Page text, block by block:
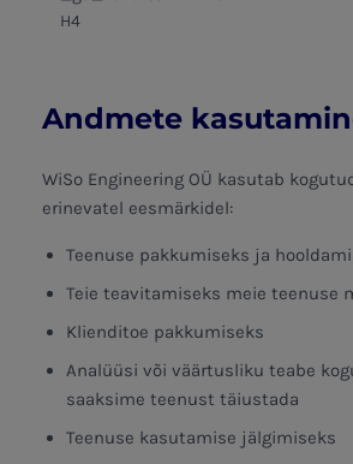
H4
Andmete
WiSo Engineering OÜ kasutab
erinevatel eesmärkidel:
Teenuse pakkumiseks ja
Teie teavitamiseks meie teenuse
Klienditoe pakkumiseks
Analüüsi või väärtusliku teabe
saaksime teenust täiustada
Teenuse kasutamise jälgimiseks